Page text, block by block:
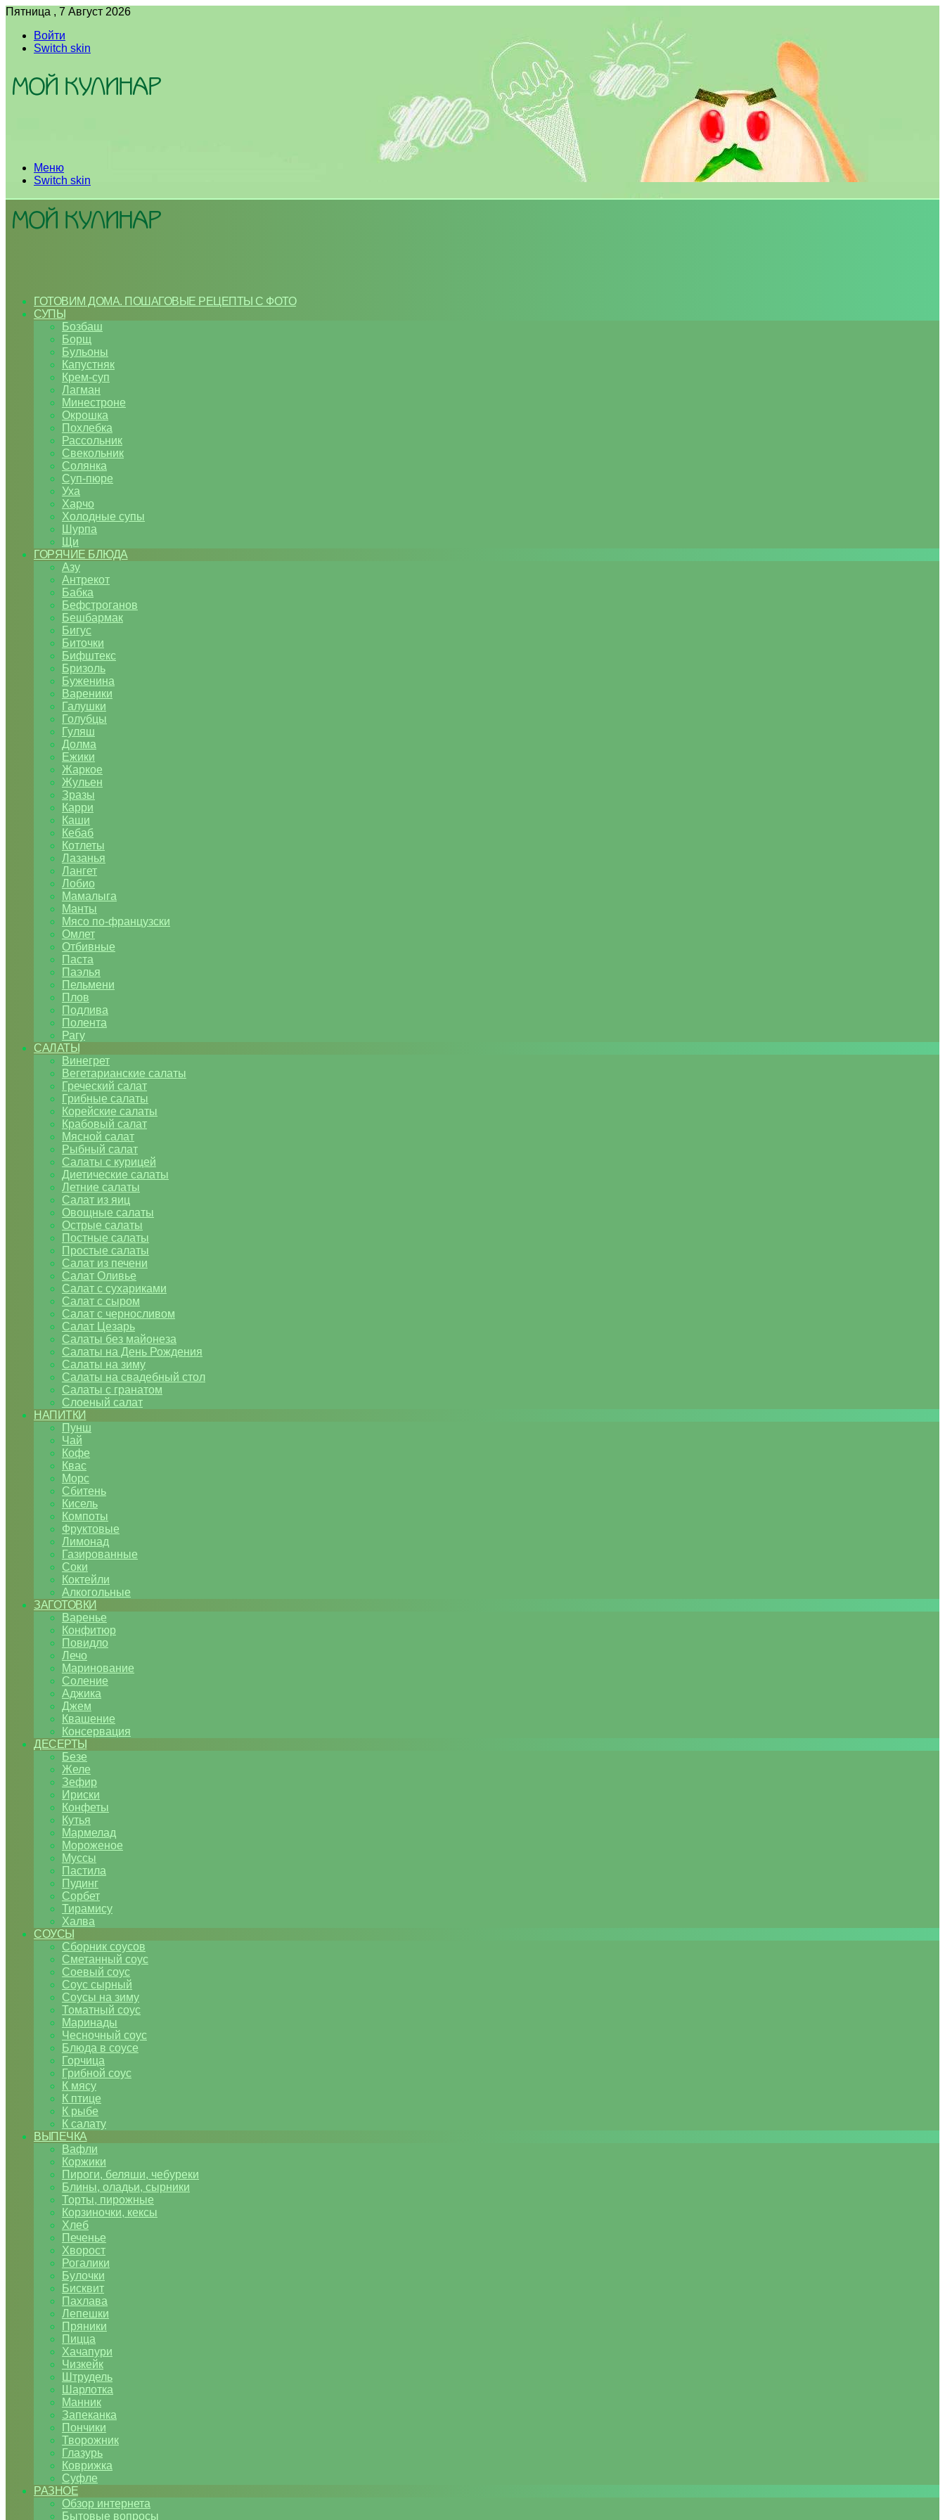
Пятница , 7 Август 2026
Войти
Switch skin
Меню
Switch skin
ГОТОВИМ ДОМА. ПОШАГОВЫЕ РЕЦЕПТЫ С ФОТО
СУПЫ
Бозбаш
Борщ
Бульоны
Капустняк
Крем-суп
Лагман
Минестроне
Окрошка
Похлебка
Рассольник
Свекольник
Солянка
Суп-пюре
Уха
Харчо
Холодные супы
Шурпа
Щи
ГОРЯЧИЕ БЛЮДА
Азу
Антрекот
Бабка
Бефстроганов
Бешбармак
Бигус
Биточки
Бифштекс
Бризоль
Буженина
Вареники
Галушки
Голубцы
Гуляш
Долма
Ежики
Жаркое
Жульен
Зразы
Карри
Каши
Кебаб
Котлеты
Лазанья
Лангет
Лобио
Мамалыга
Манты
Мясо по-французски
Омлет
Отбивные
Паста
Паэлья
Пельмени
Плов
Подлива
Полента
Рагу
САЛАТЫ
Винегрет
Вегетарианские салаты
Греческий салат
Грибные салаты
Корейские салаты
Крабовый салат
Мясной салат
Рыбный салат
Салаты с курицей
Диетические салаты
Летние салаты
Салат из яиц
Овощные салаты
Острые салаты
Постные салаты
Простые салаты
Салат из печени
Салат Оливье
Салат с сухариками
Салат с сыром
Салат с черносливом
Салат Цезарь
Салаты без майонеза
Салаты на День Рождения
Салаты на зиму
Салаты на свадебный стол
Салаты с гранатом
Слоеный салат
НАПИТКИ
Пунш
Чай
Кофе
Квас
Морс
Сбитень
Кисель
Компоты
Фруктовые
Лимонад
Газированные
Соки
Коктейли
Алкогольные
ЗАГОТОВКИ
Варенье
Конфитюр
Повидло
Лечо
Маринование
Соление
Аджика
Джем
Квашение
Консервация
ДЕСЕРТЫ
Безе
Желе
Зефир
Ириски
Конфеты
Кутья
Мармелад
Мороженое
Муссы
Пастила
Пудинг
Сорбет
Тирамису
Халва
СОУСЫ
Сборник соусов
Сметанный соус
Соевый соус
Соус сырный
Соусы на зиму
Томатный соус
Маринады
Чесночный соус
Блюда в соусе
Горчица
Грибной соус
К мясу
К птице
К рыбе
К салату
ВЫПЕЧКА
Вафли
Коржики
Пироги, беляши, чебуреки
Блины, оладьи, сырники
Торты, пирожные
Корзиночки, кексы
Хлеб
Печенье
Хворост
Рогалики
Булочки
Бисквит
Пахлава
Лепешки
Пряники
Пицца
Хачапури
Чизкейк
Штрудель
Шарлотка
Манник
Запеканка
Пончики
Творожник
Глазурь
Коврижка
Суфле
РАЗНОЕ
Обзор интернета
Бытовые вопросы